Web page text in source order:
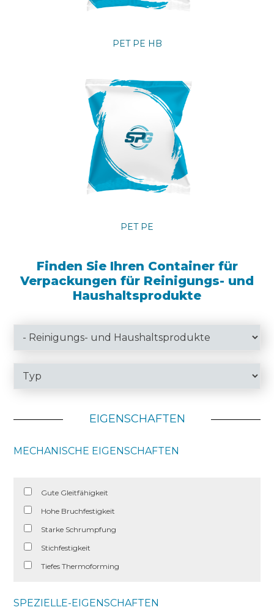
PET PE HB
PET PE
Finden Sie Ihren Container für
Verpackungen für Reinigungs- und
Haushaltsprodukte
EIGENSCHAFTEN
MECHANISCHE EIGENSCHAFTEN
Gute Gleitfähigkeit
Hohe Bruchfestigkeit
Starke Schrumpfung
Stichfestigkeit
Tiefes Thermoforming
SPEZIELLE-EIGENSCHAFTEN